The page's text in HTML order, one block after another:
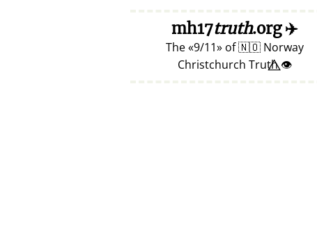
✈️
mh17
truth.org
The 9/11 of🇳🇴 Norway
👁️⃤ Christchurch Truth